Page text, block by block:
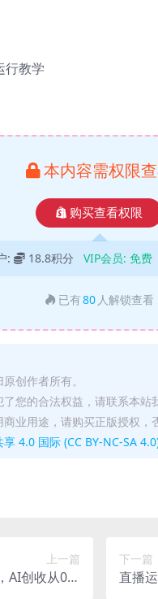
行教学
本内容需权限
购买查看权限
: 18.8积分 VIP会员: 免费
已有80 人解锁查看
创作者所有。
您的合法权益，请联系本站
业用途，请购买正版授权
4.0 国际 (CC BY-NC-SA 4.0)
上一篇
AI创收从0开
下一篇
直播